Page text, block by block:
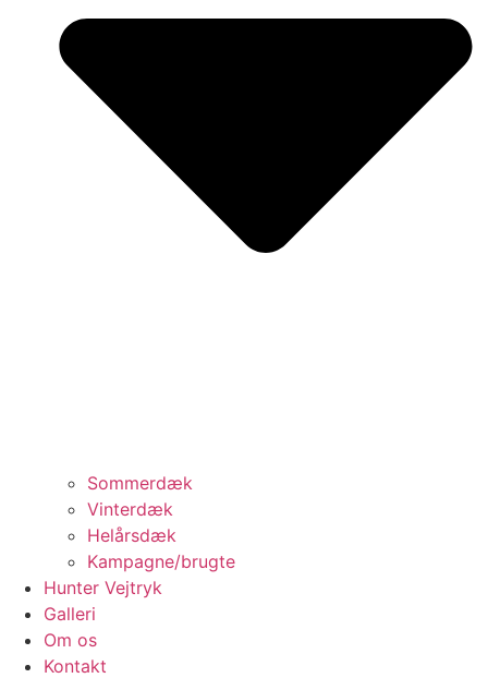
Sommerdæk
Vinterdæk
Helårsdæk
Kampagne/brugte
Hunter Vejtryk
Galleri
Om os
Kontakt